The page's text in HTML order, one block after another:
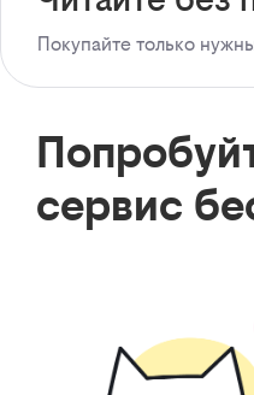
Покупайте только
сервис